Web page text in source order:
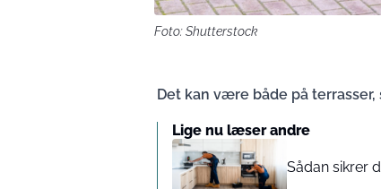
Foto: Shutterstock
Det kan være både på
Lige nu læser andre
Sådan sikrer